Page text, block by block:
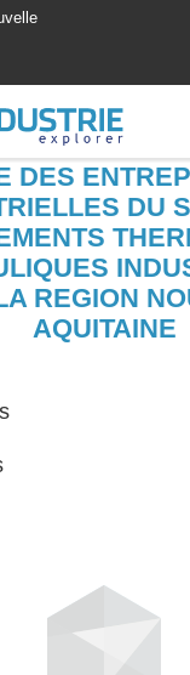
DES
DU
REGION
AQUITAINE